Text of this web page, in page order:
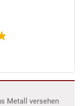
Metall versehen